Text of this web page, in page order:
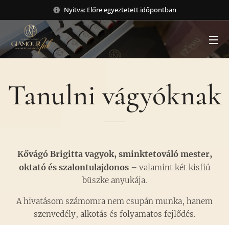
Nyitva: Előre egyeztetett időpontban
Tanulni vágyóknak
Kővágó Brigitta vagyok, sminktetováló mester,
oktató és szalontulajdonos – valamint két kisfiú
büszke anyukája.
A hivatásom számomra nem csupán munka, hanem
szenvedély, alkotás és folyamatos fejlődés.